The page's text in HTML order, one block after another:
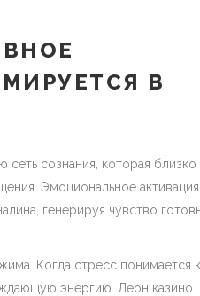
В
сознания, которая близко
Эмоциональное активация
генерируя чувство
Когда стресс понимается
энергию. Леон казино